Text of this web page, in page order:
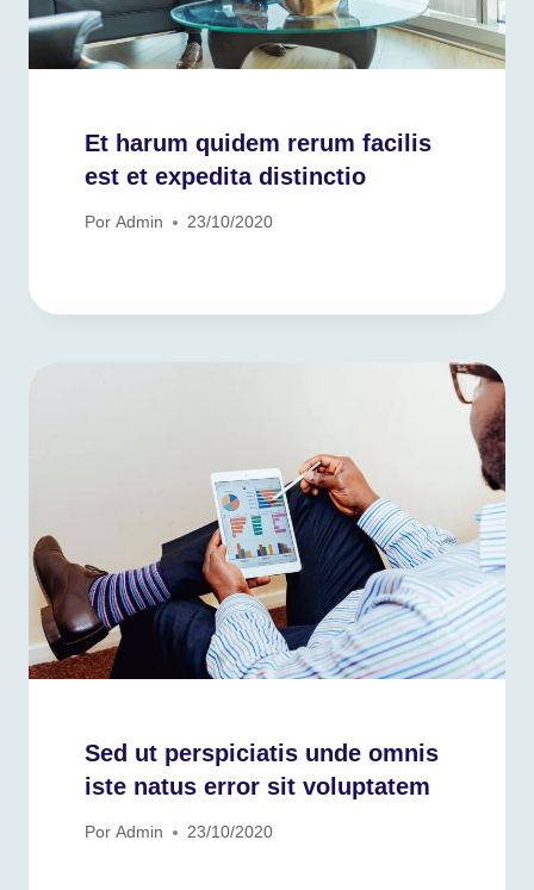
Et harum quidem rerum facilis
est et expedita distinctio
Por Admin 23/10/2020
Sed ut perspiciatis unde omnis
iste natus error sit voluptatem
Por Admin 23/10/2020